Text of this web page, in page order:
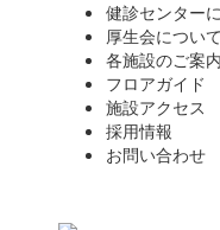
健診センター
厚生会について
各施設のご案内
フロアガイド
施設アクセス
採用情報
お問い合わせ